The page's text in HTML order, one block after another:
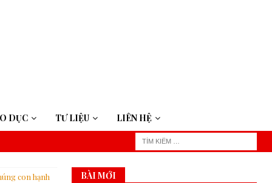
DỤC TƯ LIỆU LIÊN HỆ
con hạnh
BÀI MỚI